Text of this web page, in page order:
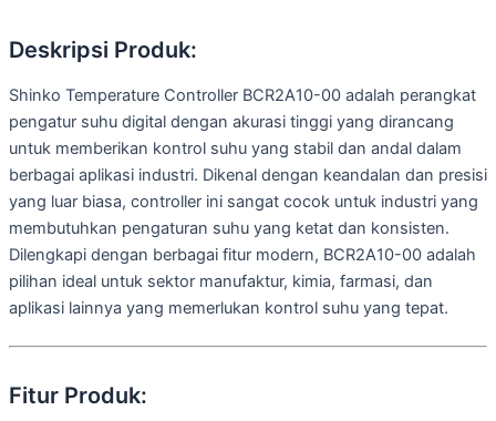
Deskripsi Produk:
Shinko Temperature Controller BCR2A10-00 adalah perangkat
pengatur suhu digital dengan akurasi tinggi yang dirancang
untuk memberikan kontrol suhu yang stabil dan andal dalam
berbagai aplikasi industri. Dikenal dengan keandalan dan presisi
yang luar biasa, controller ini sangat cocok untuk industri yang
membutuhkan pengaturan suhu yang ketat dan konsisten.
Dilengkapi dengan berbagai fitur modern, BCR2A10-00 adalah
pilihan ideal untuk sektor manufaktur, kimia, farmasi, dan
aplikasi lainnya yang memerlukan kontrol suhu yang tepat.
Fitur Produk: